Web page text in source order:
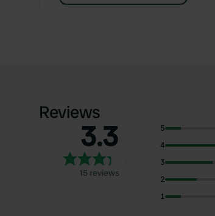
Reviews
3.3
15 reviews
5
4
3
2
1